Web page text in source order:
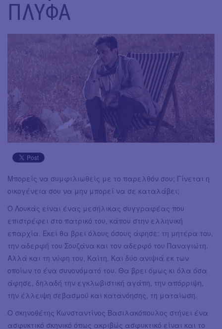
ΠΛΥΦΑ
Μπορείς να συμφιλιωθείς με το παρελθόν σου; Γίνεται η
οικογένεια σου να μην μπορεί να σε καταλάβει;
Ο Λουκάς είναι ένας μεσήλικας συγγραφέας που
επιστρέφει στο πατρικό του, κάπου στην ελληνική
επαρχία. Εκεί θα βρει όλους όσους άφησε: τη μητέρα του,
την αδερφή του Σουζάνα και τον αδερφό του Παναγιώτη.
Αλλά και τη νύφη του, Καίτη. Και δύο ανιψιά εκ των
οποίων το ένα συνονόματό του. Θα βρει όμως κι όλα όσα
άφησε, δηλαδή την εγκλωβιστική αγάπη, την απόρριψη,
την έλλειψη σεβασμού και κατανόησης, τη ματαίωση.
Ο σκηνοθέτης Κωνσταντίνος Βασιλακόπουλος στήνει ένα
ασφυκτικό σκηνικό όπως ακριβώς ασφυκτικό είναι και το